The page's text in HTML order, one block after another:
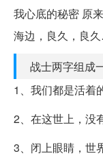
我心底的秘密 原
海边，良久，良
战士两字组成
1、我们都是活着
2、在这世上，没
3、闭上眼睛，世